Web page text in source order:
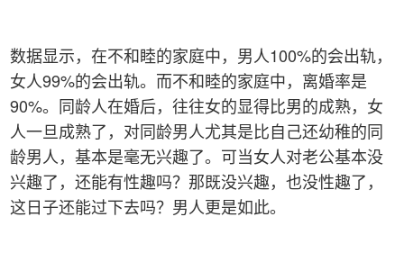
数据显示，在不和睦的家庭中，男人100%的会出轨，
女人99%的会出轨。而不和睦的家庭中，离婚率是
90%。同龄人在婚后，往往女的显得比男的成熟，女
人一旦成熟了，对同龄男人尤其是比自己还幼稚的同
龄男人，基本是毫无兴趣了。可当女人对老公基本没
兴趣了，还能有性趣吗？那既没兴趣，也没性趣了，
这日子还能过下去吗？男人更是如此。